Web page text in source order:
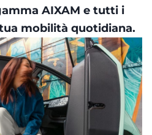
AIXAM e tutti i
mobilità quotidiana.